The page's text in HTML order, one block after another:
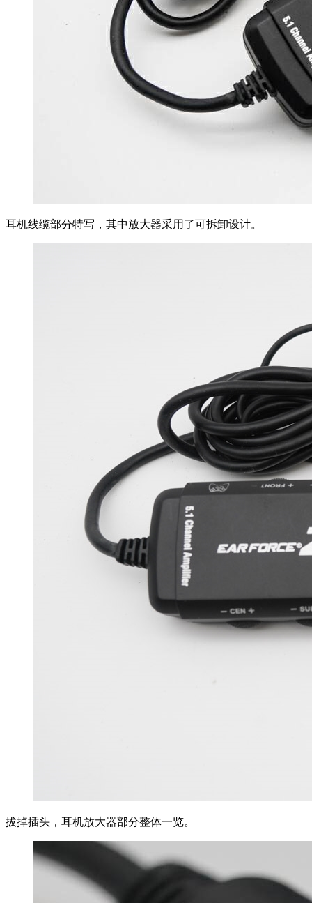
耳机线缆部分特写，其中放大器采用了可拆卸设计。
拔掉插头，耳机放大器部分整体一览。